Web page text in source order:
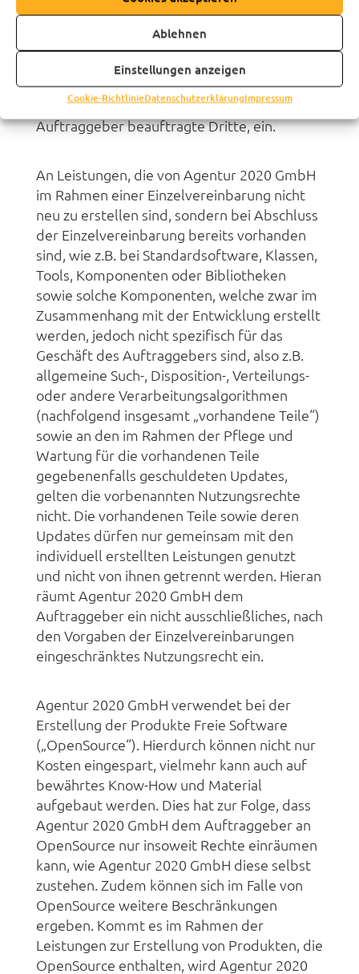
Ablehnen
Einstellungen anzeigen
Cookie-RichtlinieDatenschutzerklärungImpressum
international – insbesondere die Befugnis
zur Benutzeranwendung, zum Kopieren, zur
Bearbeitung und Veränderung sowie zur
Vervielfältigung, Vermarktung, Verbreitung,
insbesondere über das Internet, und
Veröffentlichung, auch durch den
Auftraggeber beauftragte Dritte, ein.
An Leistungen, die von Agentur 2020 GmbH
im Rahmen einer Einzelvereinbarung nicht
neu zu erstellen sind, sondern bei Abschluss
der Einzelvereinbarung bereits vorhanden
sind, wie z.B. bei Standardsoftware, Klassen,
Tools, Komponenten oder Bibliotheken
sowie solche Komponenten, welche zwar im
Zusammenhang mit der Entwicklung erstellt
werden, jedoch nicht spezifisch für das
Geschäft des Auftraggebers sind, also z.B.
allgemeine Such-, Disposition-, Verteilungs-
oder andere Verarbeitungsalgorithmen
(nachfolgend insgesamt „vorhandene Teile“)
sowie an den im Rahmen der Pflege und
Wartung für die vorhandenen Teile
gegebenenfalls geschuldeten Updates,
gelten die vorbenannten Nutzungsrechte
nicht. Die vorhandenen Teile sowie deren
Updates dürfen nur gemeinsam mit den
individuell erstellten Leistungen genutzt
und nicht von ihnen getrennt werden. Hieran
räumt Agentur 2020 GmbH dem
Auftraggeber ein nicht ausschließliches, nach
den Vorgaben der Einzelvereinbarungen
eingeschränktes Nutzungsrecht ein.
Agentur 2020 GmbH verwendet bei der
Erstellung der Produkte Freie Software
(„OpenSource“). Hierdurch können nicht nur
Kosten eingespart, vielmehr kann auch auf
bewährtes Know-How und Material
aufgebaut werden. Dies hat zur Folge, dass
Agentur 2020 GmbH dem Auftraggeber an
OpenSource nur insoweit Rechte einräumen
kann, wie Agentur 2020 GmbH diese selbst
zustehen. Zudem können sich im Falle von
OpenSource weitere Beschränkungen
ergeben. Kommt es im Rahmen der
Leistungen zur Erstellung von Produkten, die
OpenSource enthalten, wird Agentur 2020